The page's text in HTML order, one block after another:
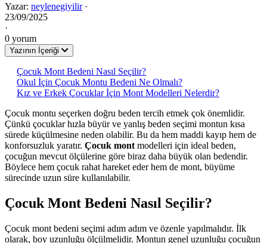
Yazar: neylenegiyilir ·
23/09/2025
·
0 yorum
Yazının İçeriği
Çocuk Mont Bedeni Nasıl Seçilir?
Okul İçin Çocuk Montu Bedeni Ne Olmalı?
Kız ve Erkek Çocuklar İçin Mont Modelleri Nelerdir?
Çocuk montu seçerken doğru beden tercih etmek çok önemlidir.
Çünkü çocuklar hızla büyür ve yanlış beden seçimi montun kısa
sürede küçülmesine neden olabilir. Bu da hem maddi kayıp hem de
konforsuzluk yaratır. Çocuk mont modelleri için ideal beden,
çocuğun mevcut ölçülerine göre biraz daha büyük olan bedendir.
Böylece hem çocuk rahat hareket eder hem de mont, büyüme
sürecinde uzun süre kullanılabilir.
Çocuk Mont Bedeni Nasıl Seçilir?
Çocuk mont bedeni seçimi adım adım ve özenle yapılmalıdır. İlk
olarak, boy uzunluğu ölçülmelidir. Montun genel uzunluğu çocuğun